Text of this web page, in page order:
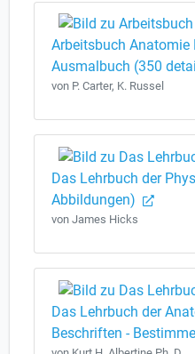
Arbeitsbuch Anatomie
Ausmalbuch (350
von P. Carter, K. Russel
Das Lehrbuch der
Abbildungen)
von James Hicks
Das Lehrbuch der
Beschriften -